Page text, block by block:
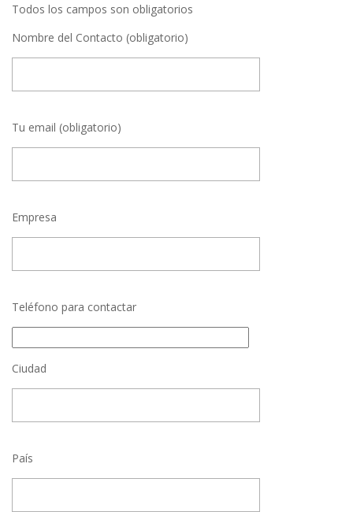
Todos los campos son obligatorios
Nombre del Contacto (obligatorio)
Tu email (obligatorio)
Empresa
Teléfono para contactar
Ciudad
País